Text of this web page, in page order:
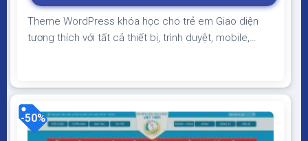
Theme WordPress khóa học cho trẻ em Giao diện
tương thích với tất cả thiết bị, trình duyệt, mobile,
load nhanh nhẹ tối ưu với các công cụ tìm kiếm
Theme sạch hoàn toàn 100% không...
-50%